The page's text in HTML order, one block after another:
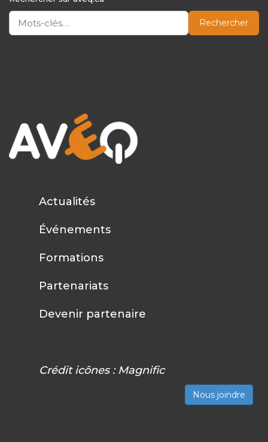
Rechercher
Actualités
Événements
Formations
Partenariats
Devenir partenaire
Crédit icônes : Magnific
Nous joindre